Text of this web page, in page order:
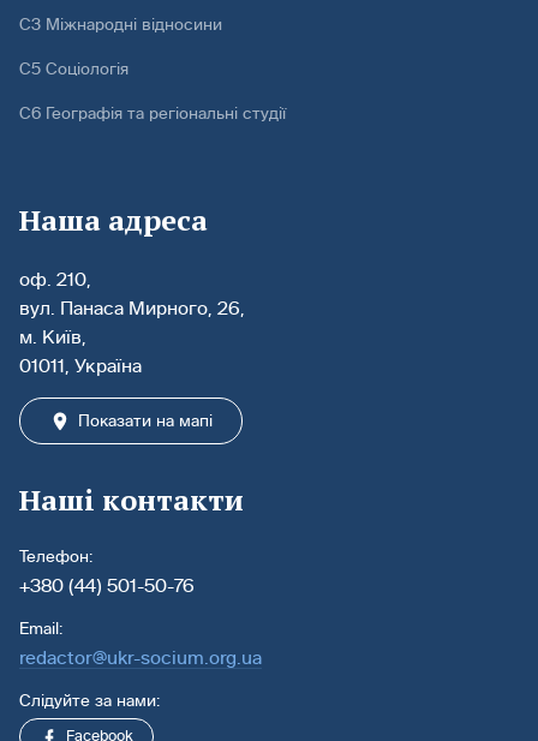
С3 Міжнародні відносини
С5 Соціологія
С6 Географія та регіональні студії
Наша адреса
оф. 210,
вул. Панаса Мирного, 26,
м. Київ,
01011, Україна
Показати на мапі
Наші контакти
Телефон:
+380 (44) 501-50-76
Email:
redactor@ukr-socium.org.ua
Слідуйте за нами:
Facebook